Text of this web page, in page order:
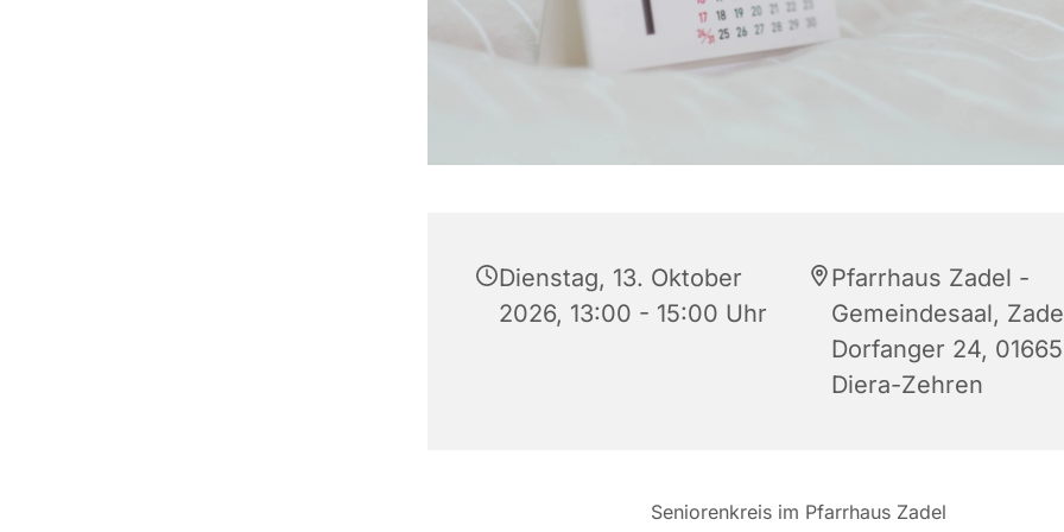
Dienstag, 13. Oktober
2026, 13:00 - 15:00 Uhr
Pfarrhaus Zadel -
Gemeindesaal,
Dorfanger 24, 01665
Diera-Zehren
Seniorenkreis im Pfarrhaus Zadel